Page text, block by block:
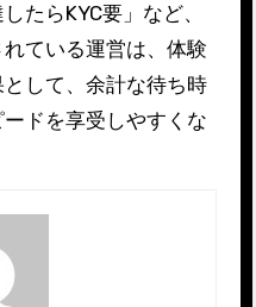
たらKYC要」など、
ている運営は、体験
して、余計な待ち時
ドを享受しやすくな